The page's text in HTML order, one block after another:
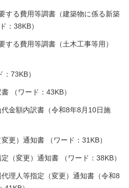
る費用等調書（建築物に係る新築
：38KB）
る費用等調書（土木工事等用）
73KB）
（ワード：43KB）
金額内訳書（令和8年8月10日施
更）通知書 （ワード：31KB）
（変更）通知書 （ワード：38KB）
理人等指定（変更）通知書（令和8